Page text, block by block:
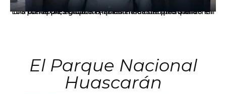
Los principales grupos empresariales del país mantienen una fuerte presencia en Áncash mediante inversiones en comercio, educación, salud e industria pesquera.
El Parque Nacional
Huascarán